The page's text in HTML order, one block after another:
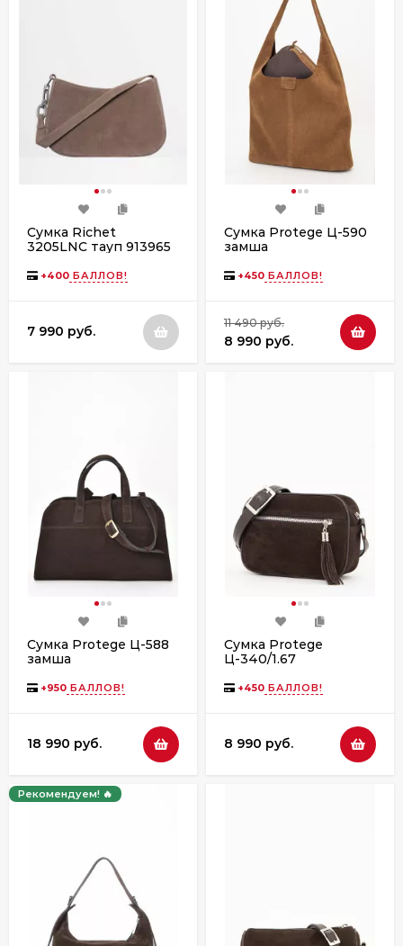
Сумка Richet
3205LNC тауп 913965
+400 БАЛЛОВ!
7 990 руб.
Сумка Protege Ц-590
замша
+450 БАЛЛОВ!
11 490 руб.
8 990 руб.
Сумка Protege Ц-588
замша
+950 БАЛЛОВ!
18 990 руб.
Сумка Protege
Ц-340/1.67
+450 БАЛЛОВ!
8 990 руб.
Рекомендуем! 🔥